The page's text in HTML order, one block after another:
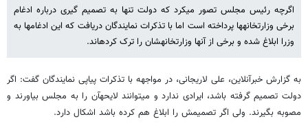
اگرچه رئیس مجلس تصور می​کرد که دولت تنها به تصمیم گیری درباره ادغام
برخی وزارتخانه​ها پرداخته است اما با تذکرات نمایندگان دریافت که این ادغام​ها به
وزرا ابلاغ شده و برخی از آنها وزارتخانه​شان را ترک کرده​اند.
به گزارش خبرآنلاین، علی لاریجانی، در مواجهه با تذکرات پیاپی نمایندگان گفت: اگر
دولت تصمیم گرفته باشد، ایرادی ندارد و می​توانند لایحهآن را به مجلس بیاورند و
مصوبه بگیرند. ولی اگر تصمیمش را ابلاغ هم کرده باشد اشکال دارد.